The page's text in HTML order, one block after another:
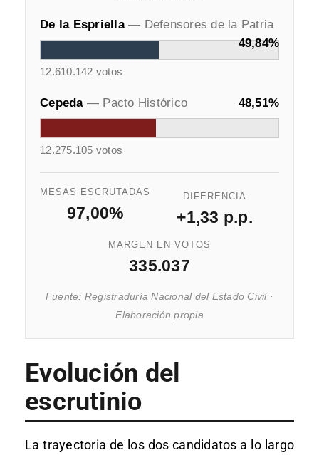
De la Espriella — Defensores de la Patria
49,84%
12.610.142 votos
Cepeda — Pacto Histórico 48,51%
12.275.105 votos
MESAS ESCRUTADAS
97,00%
DIFERENCIA
+1,33 p.p.
MARGEN EN VOTOS
335.037
Fuente: Registraduría Nacional del Estado Civil ·
Elaboración propia
Evolución del
escrutinio
La trayectoria de los dos candidatos a lo largo